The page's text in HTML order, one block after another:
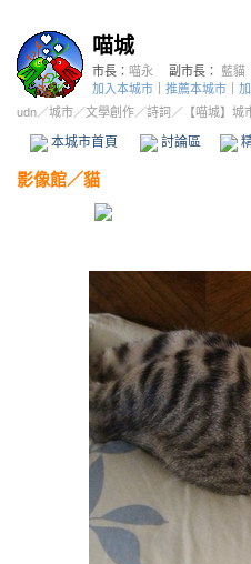
喵城
市長： 喵永 副市長： 藍貓
加入本城市
推薦本城市
udn／城市／文學創作／詩詞 ／ 【喵城】城
本城市首頁 討論區
影像館／貓